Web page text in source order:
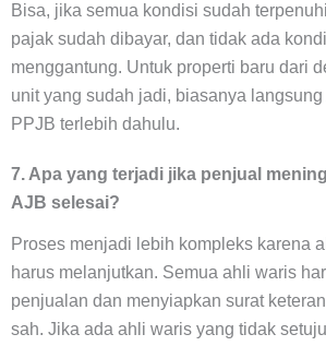
Bisa, jika semua kondisi sudah
pajak sudah dibayar, dan tidak ada
menggantung. Untuk properti baru dari
unit yang sudah jadi, biasanya
PPJB terlebih dahulu.
7. Apa yang terjadi jika penjual
AJB selesai?
Proses menjadi lebih kompleks karena
harus melanjutkan. Semua ahli waris
penjualan dan menyiapkan surat
sah. Jika ada ahli waris yang tidak